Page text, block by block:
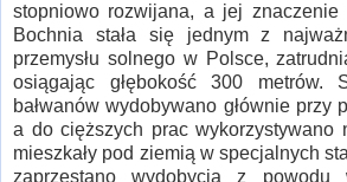
stopniowo rozwijana, a jej znaczenie
Bochnia stała się jednym z
przemysłu solnego w Polsce,
osiągając głębokość 300 metrów.
bałwanów wydobywano głównie przy
a do cięższych prac wykorzystywano
mieszkały pod ziemią w specjalnych
zaprzestano wydobycia z powodu